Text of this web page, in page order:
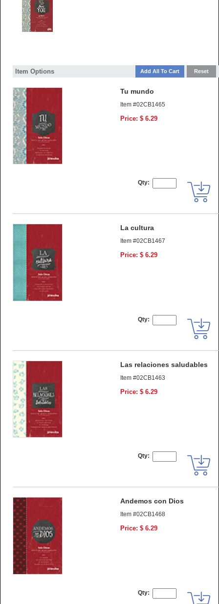
Item Options
Tu mundo
Item #02CB1465
Price: $ 6.29
Qty:
La cultura
Item #02CB1467
Price: $ 6.29
Qty:
Las relaciones saludables
Item #02CB1463
Price: $ 6.29
Qty:
Andemos con Dios
Item #02CB1468
Price: $ 6.29
Qty: